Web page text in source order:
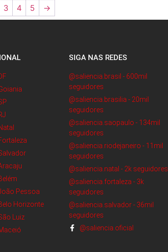
3 4 5 →
Pessoa
Horizonte
Luiz
SIGA NAS REDES
@saliencia.brasil - 600mil
seguidores
@saliencia.brasilia - 20mil
seguidores
@saliencia.saopaulo - 134mil
seguidores
@saliencia.riodejaneiro - 11mil
seguidores
@saliencia.natal - 2k seguidores
@saliencia.fortaleza - 3k
seguidores
@saliencia.salvador - 36mil
seguidores
@saliencia.oficial